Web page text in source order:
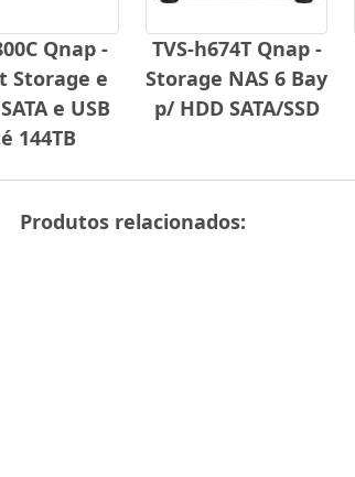
Qnap -
Storage e
e USB
144TB
TVS-h674T Qnap -
Storage NAS 6 Bay
p/ HDD SATA/SSD
Produtos relacionados: